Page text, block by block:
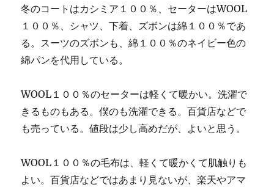
冬のコートはカシミア１００％、セーターはWOOL
１００％、シャツ、下着、ズボンは綿１００％であ
る。スーツのズボンも、綿１００％のネイビー色の
綿パンを代用している。
WOOL１００％のセーターは軽くて暖かい。洗濯で
きるものもある。僕のも洗濯できる。百貨店などで
も売っている。値段は少し高めだが、よいと思う。
WOOL１００％の毛布は、軽くて暖かくて肌触りも
よい。百貨店などではあまり見ないが、楽天やアマ